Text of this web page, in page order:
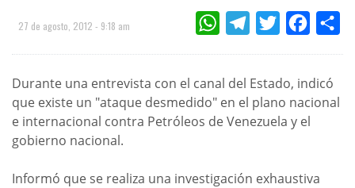
27 de agosto, 2012 - 9:18 am WHATSAPPTELEGRAMTWITTER
Durante una entrevista con el canal del Estado, indicó
que existe un "ataque desmedido" en el plano nacional
e internacional contra Petróleos de Venezuela y el
gobierno nacional.
Informó que se realiza una investigación exhaustiva